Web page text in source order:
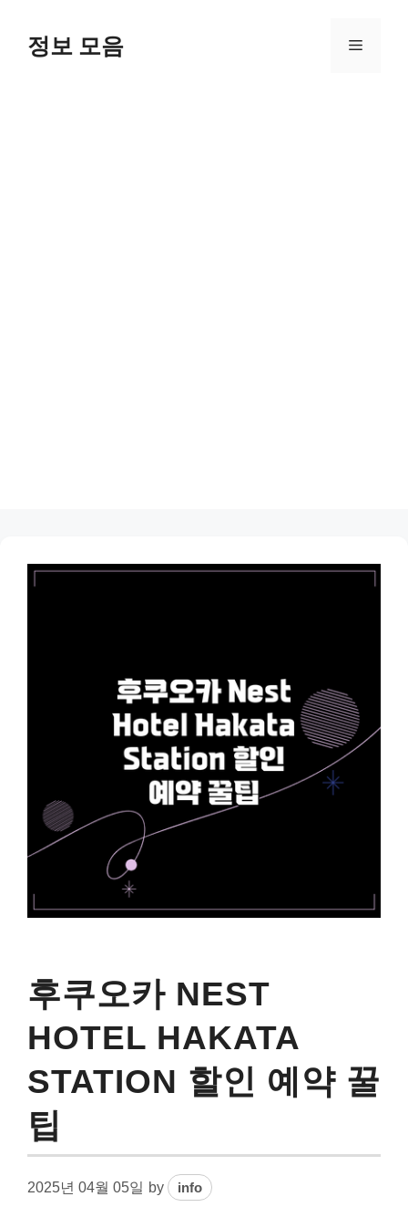
content정보 모음 Menu
후쿠오카 NEST
HOTEL HAKATA
STATION 할인 예약 꿀
팁
2025년 04월 05일 by info